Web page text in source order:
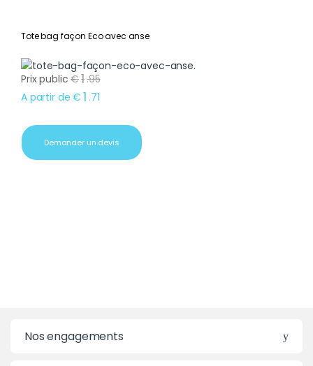
Tote bag façon Eco avec anse
Prix public €1.95
A partir de € 1 .71
Demander un devis
Nos engagements